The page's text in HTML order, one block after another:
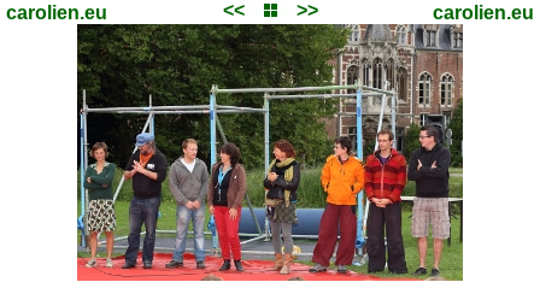
carolien.eu << >> carolien.eu